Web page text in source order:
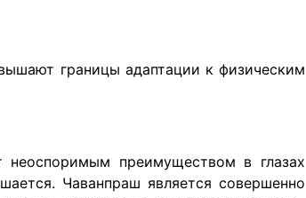
границы адаптации к физичес­ким
неоспоримым преимуществом в глазах
Чаванпраш является совершенно